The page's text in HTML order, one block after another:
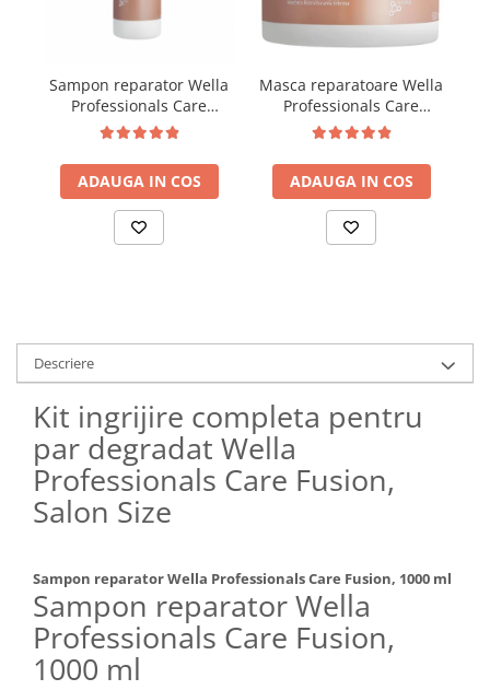
Sampon reparator Wella
Professionals Care
Fusion, 1000 ml
ADAUGA IN COS
Masca reparatoare Wella
Professionals Care
Fusion, 500 ml
ADAUGA IN COS
Descriere
Kit ingrijire completa pentru
par degradat Wella
Professionals Care Fusion,
Salon Size
Sampon reparator Wella Professionals Care Fusion, 1000 ml
Sampon reparator Wella
Professionals Care Fusion,
1000 ml